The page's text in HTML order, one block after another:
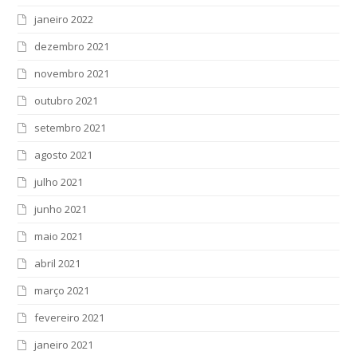
janeiro 2022
dezembro 2021
novembro 2021
outubro 2021
setembro 2021
agosto 2021
julho 2021
junho 2021
maio 2021
abril 2021
março 2021
fevereiro 2021
janeiro 2021